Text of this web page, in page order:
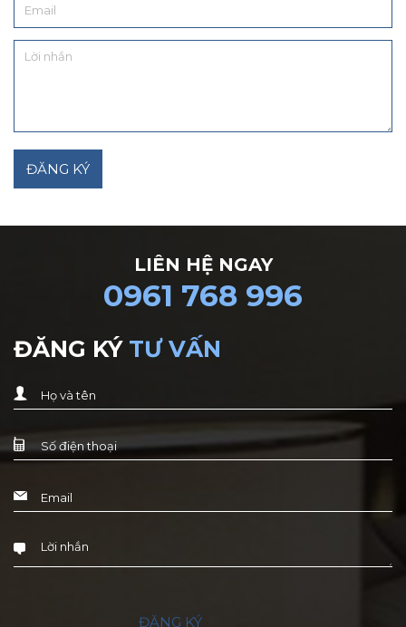
LIÊN HỆ NGAY
0961 768 996
ĐĂNG KÝ TƯ VẤN